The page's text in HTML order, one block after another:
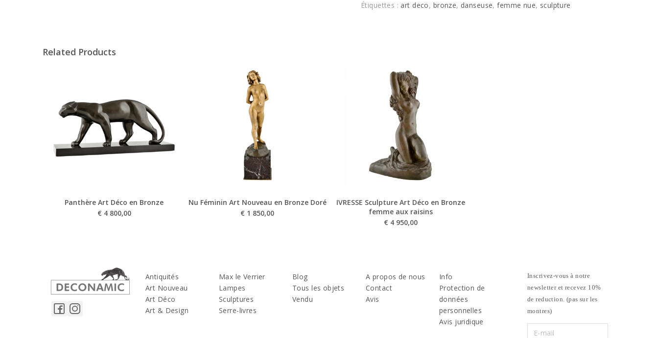
Étiquettes : art deco, bronze, danseuse,femme nue, sculpture
Related Products
Panthère Art Déco en Bronze
€ 4 800,00
Nu Féminin Art Nouveau en Bronze Doré
€ 1 850,00
IVRESSE Sculpture Art Déco en Bronze
femme aux raisins
€ 4 950,00
Antiquités
Art Nouveau
Art Déco
Art & Design
Max le Verrier
Lampes
Sculptures
Serre-livres
Blog
Tous les objets
Vendu
A propos de nous
Contact
Avis
Info
Protection de
données
personnelles
Avis juridique
Inscrivez-vous à notre
newsletter et recevez 10%
de reduction. (pas sur les
montres)